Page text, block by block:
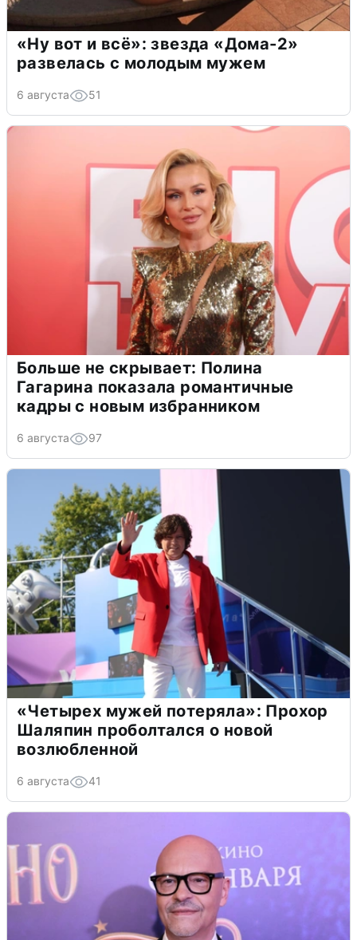
«Ну вот и всё»: звезда «Дома-2»
развелась с молодым мужем
6 августа 51
Больше не скрывает: Полина
Гагарина показала романтичные
кадры с новым избранником
6 августа 97
«Четырех мужей потеряла»: Прохор
Шаляпин проболтался о новой
возлюбленной
6 августа 41